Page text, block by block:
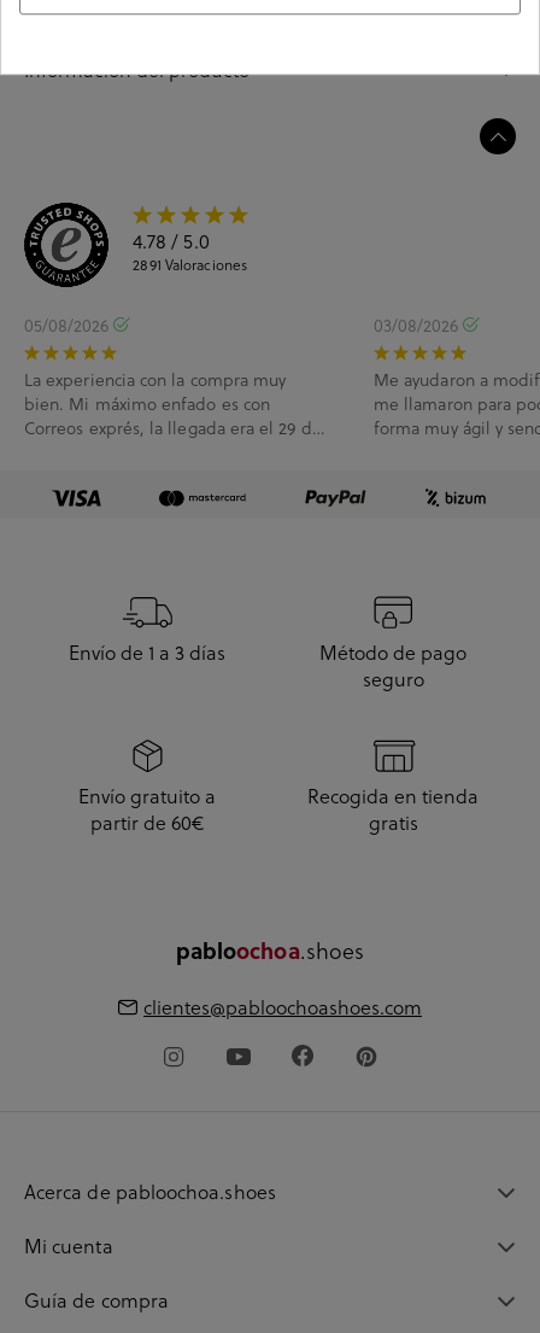
Ciudados y limpieza
Información del producto
4.78 / 5.0
2891 Valoraciones
05/08/2026
La experiencia con la compra muy
bien. Mi máximo enfado es con
Correos exprés, la llegada era el 29 de
03/08/2026
Me ayudaron a
me llamaron para
forma muy ágil y
Envío de 1 a 3 días
Método de pago
seguro
Envío gratuito a
partir de 60€
Recogida en tienda
gratis
pabloochoa.shoes
clientes@pabloochoashoes.com
Acerca de pabloochoa.shoes
Mi cuenta
Guía de compra